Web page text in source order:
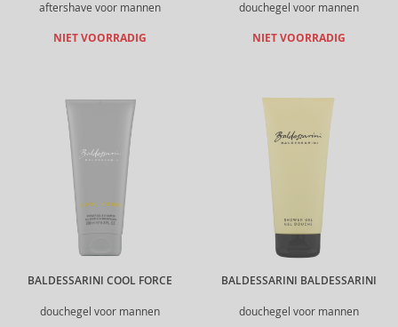
aftershave voor mannen
NIET VOORRADIG
douchegel voor mannen
NIET VOORRADIG
BALDESSARINI COOL FORCE
douchegel voor mannen
BALDESSARINI BALDESSARINI
douchegel voor mannen